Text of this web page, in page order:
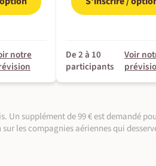
la forêt secondaire réapparaît.
à la Roça Java pour y passer la nuit.
notre
De 2 à 10
participants
Voir
Un supplément de 99 € est demandé
les compagnies aériennes qui